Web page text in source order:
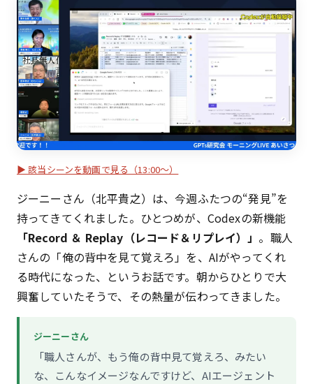
▶ 該当シーンを動画で見る（13:00〜）
ジーニーさん（北平貴之）は、今週ふたつの“発見”を
持ってきてくれました。ひとつめが、Codexの新機能
「Record ＆ Replay（レコード＆リプレイ）」 。職人
さんの「俺の背中を見て覚えろ」を、AIがやってくれ
る時代になった、というお話です。朝からひとりで大
興奮していたそうで、その熱量が伝わってきました。
ジーニーさん
「職人さんが、もう俺の背中見て覚えろ、みたい
な、こんなイメージなんですけど、AIエージェント